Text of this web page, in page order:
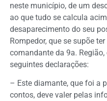
neste município, de um
ao que tudo se calcula
desaparecimento do seu
Rompedor, que se supõe
comandante da 9a. Região,
seguintes declarações:
– Este diamante, que foi a
contos, deve valer pelas